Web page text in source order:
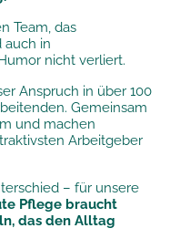
Team, das
auch in
nicht verliert.
Anspruch in über 100
Gemeinsam
und machen
Arbeitgeber
– für unsere
Pflege braucht
das den Alltag